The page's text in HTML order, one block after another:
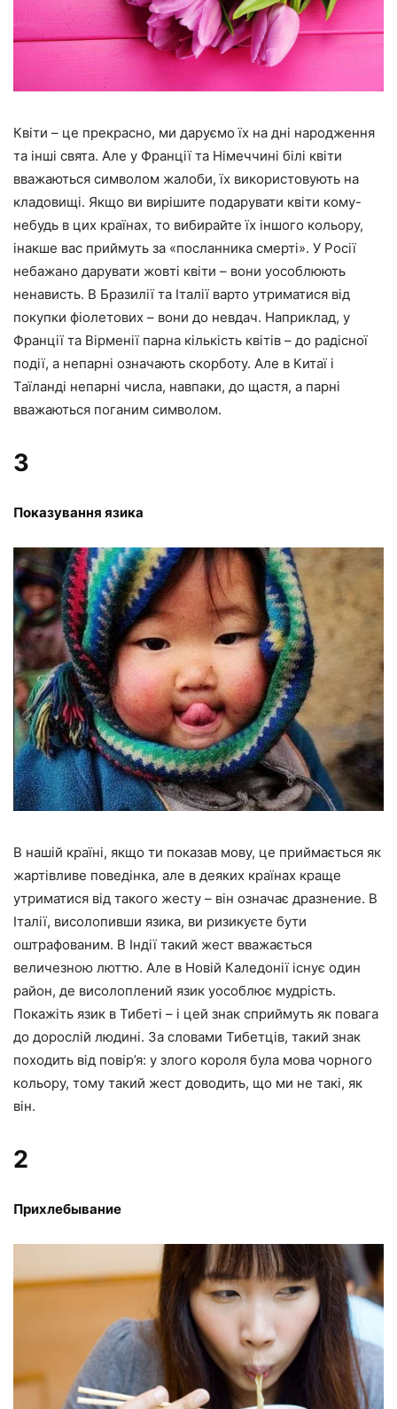
Квіти – це прекрасно, ми даруємо їх на дні народження
та інші свята. Але у Франції та Німеччині білі квіти
вважаються символом жалоби, їх використовують на
кладовищі. Якщо ви вирішите подарувати квіти кому-
небудь в цих країнах, то вибирайте їх іншого кольору,
інакше вас приймуть за «посланника смерті». У Росії
небажано дарувати жовті квіти – вони уособлюють
ненависть. В Бразилії та Італії варто утриматися від
покупки фіолетових – вони до невдач. Наприклад, у
Франції та Вірменії парна кількість квітів – до радісної
події, а непарні означають скорботу. Але в Китаї і
Таїланді непарні числа, навпаки, до щастя, а парні
вважаються поганим символом.
3
Показування язика
В нашій країні, якщо ти показав мову, це приймається як
жартівливе поведінка, але в деяких країнах краще
утриматися від такого жесту – він означає дразнение. В
Італії, висолопивши язика, ви ризикуєте бути
оштрафованим. В Індії такий жест вважається
величезною люттю. Але в Новій Каледонії існує один
район, де висолоплений язик уособлює мудрість.
Покажіть язик в Тибеті – і цей знак сприймуть як повага
до дорослій людині. За словами Тибетців, такий знак
походить від повір’я: у злого короля була мова чорного
кольору, тому такий жест доводить, що ми не такі, як
він.
2
Прихлебывание